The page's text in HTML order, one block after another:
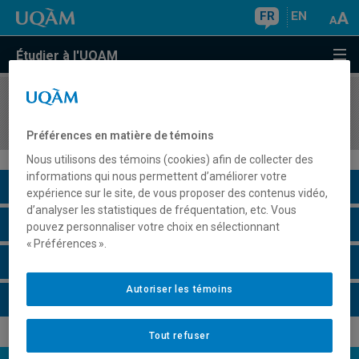
FR EN
Étudier à l'UQAM
COURS//
Description du cours
Horaire - Été 2026
Préférences en matière de témoins
Nous utilisons des témoins (cookies) afin de collecter des
informations qui nous permettent d’améliorer votre
expérience sur le site, de vous proposer des contenus vidéo,
d’analyser les statistiques de fréquentation, etc. Vous
pouvez personnaliser votre choix en sélectionnant
« Préférences ».
Tout refuser
Autoriser les témoins